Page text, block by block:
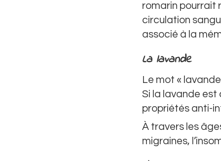
romarin pourrait
circulation
associé à la
La lavande
Le mot «
Si la lavande est
propriétés anti-
À travers les
migraines,